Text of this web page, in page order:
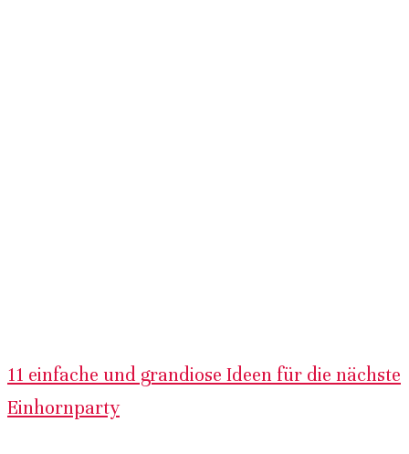
11 einfache und grandiose Ideen für die nächste
Einhornparty